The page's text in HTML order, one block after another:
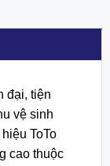
đại, tiện
vệ sinh
ToTo
cao thuộc